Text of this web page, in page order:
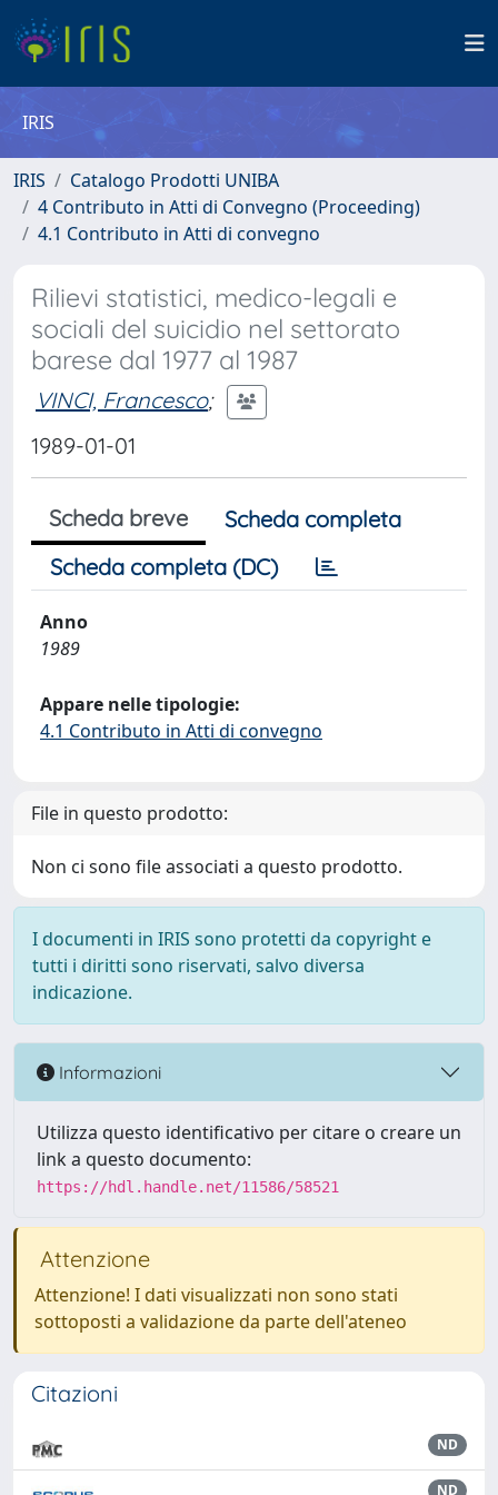
IRIS
IRIS
Catalogo Prodotti UNIBA
4 Contributo in Atti di Convegno (Proceeding)
4.1 Contributo in Atti di convegno
Rilievi statistici, medico-legali e
sociali del suicidio nel settorato
barese dal 1977 al 1987
VINCI, Francesco;
1989-01-01
Scheda breve
Scheda completa
Scheda completa (DC)
Anno
1989
Appare nelle tipologie:
4.1 Contributo in Atti di convegno
File in questo prodotto:
Non ci sono file associati a questo prodotto.
I documenti in IRIS sono protetti da copyright e
tutti i diritti sono riservati, salvo diversa
indicazione.
Informazioni
Utilizza questo identificativo per citare o creare un
link a questo documento:
https://hdl.handle.net/11586/58521
Attenzione
Attenzione! I dati visualizzati non sono stati
sottoposti a validazione da parte dell'ateneo
Citazioni
ND
ND